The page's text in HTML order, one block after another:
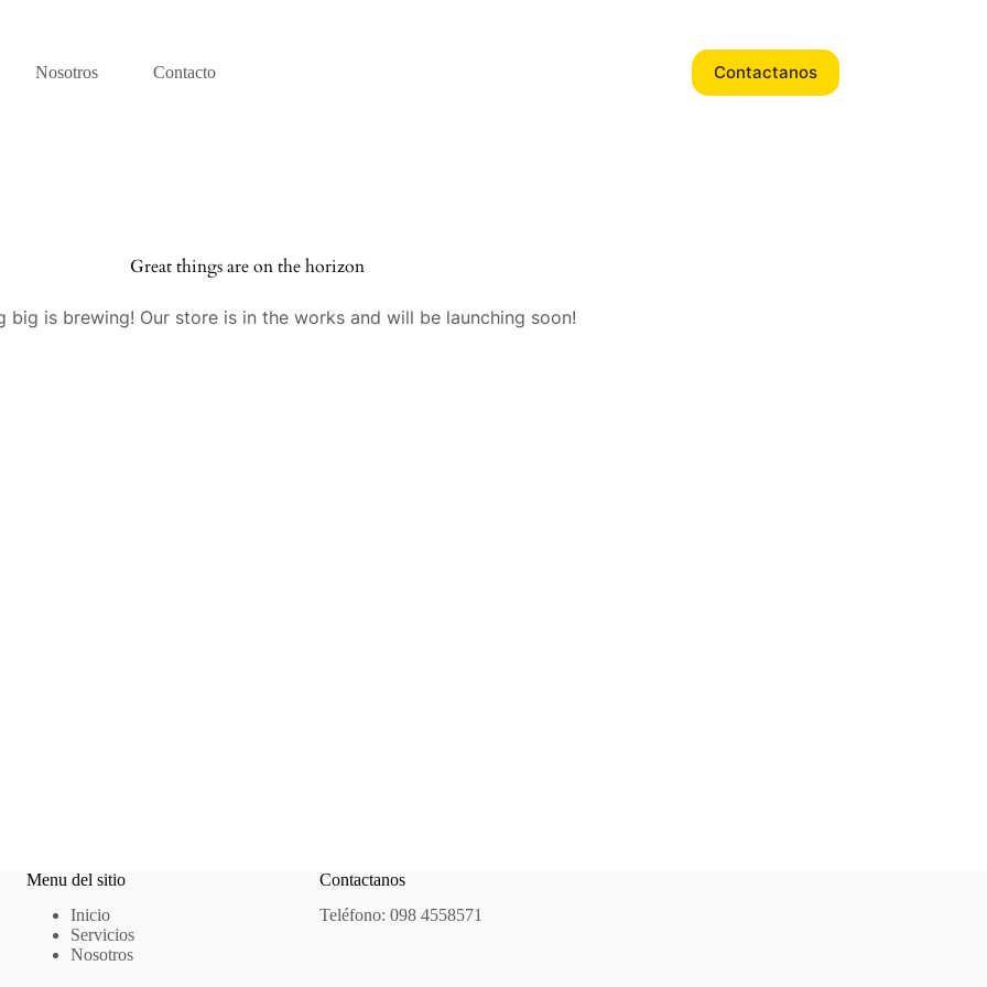
Nosotros Contacto Contactanos
Great things are on the horizon
big is brewing! Our store is in the works and will be launching soon!
Menu del sitio
Inicio
Servicios
Nosotros
Contactanos
Teléfono: 098 4558571